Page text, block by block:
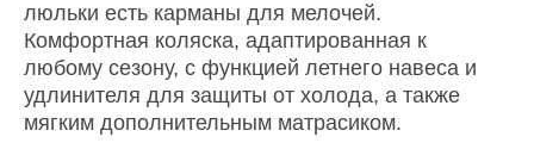
люльки есть карманы для мелочей.
Комфортная коляска, адаптированная к
любому сезону, с функцией летнего навеса и
удлинителя для защиты от холода, а также
мягким дополнительным матрасиком.